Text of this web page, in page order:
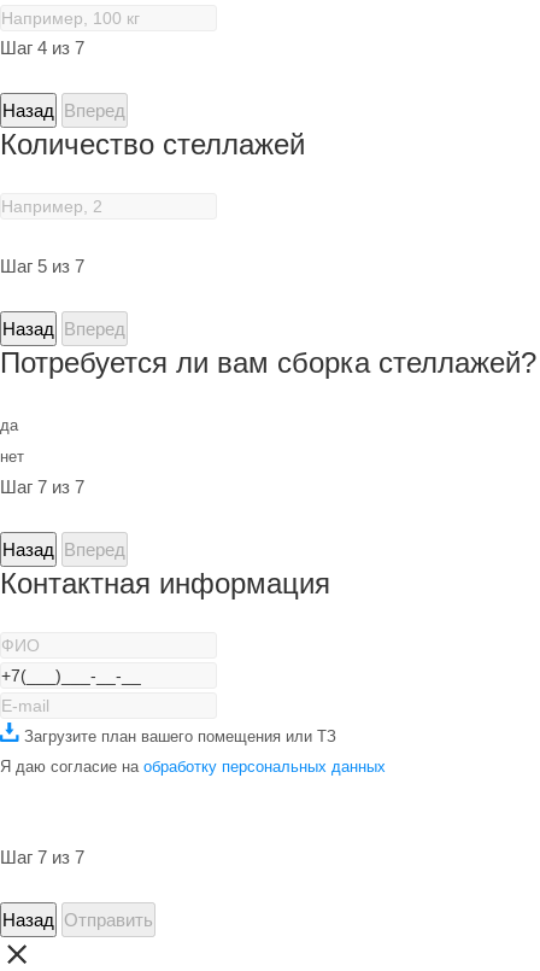
Шаг 4 из 7
Назад Вперед
Количество стеллажей
Шаг 5 из 7
Назад Вперед
Потребуется ли вам сборка стеллажей?
да
нет
Шаг 7 из 7
Назад Вперед
Контактная информация
Загрузите план вашего помещения или ТЗ
Я даю согласие на обработку персональных данных
Шаг 7 из 7
Назад Отправить